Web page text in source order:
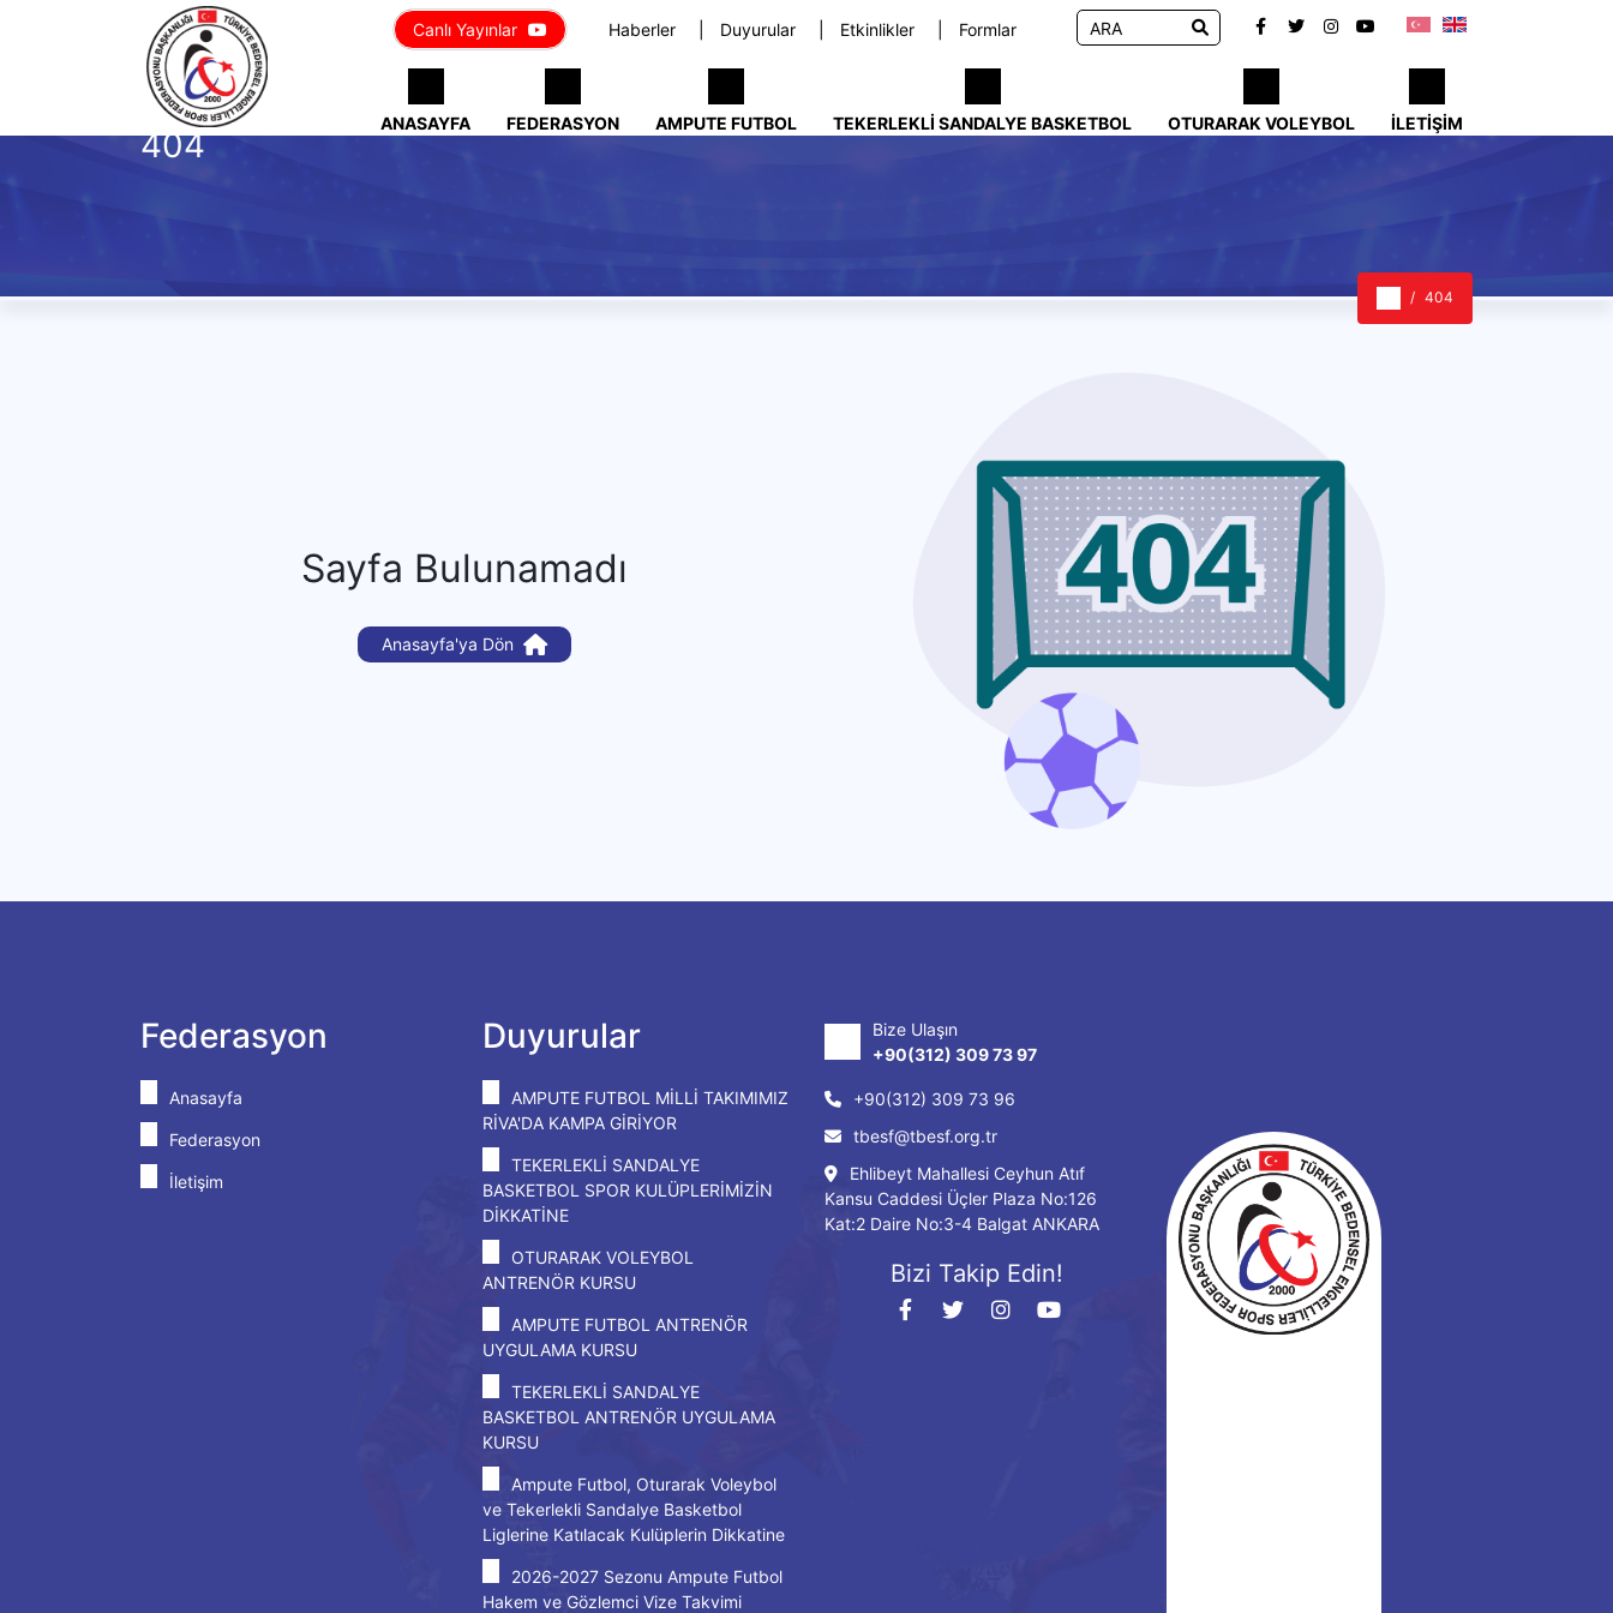
Haberler Duyurular Etkinlikler Formlar
Canlı Yayınlar
ANASAYFA FEDERASYON AMPUTE FUTBOL TEKERLEKLI SANDALYE BASKETBOL OTURARAK VOLEYBOL İLETIŞIM
404
404
Sayfa Bulunamadı
Anasayfa'ya Dön
Federasyon
Anasayfa
Federasyon
İletişim
Duyurular
AMPUTE FUTBOL MİLLİ TAKIMIMIZ
RİVA'DA KAMPA GİRİYOR
TEKERLEKLİ SANDALYE
BASKETBOL SPOR KULÜPLERİMİZİN
DİKKATİNE
OTURARAK VOLEYBOL
ANTRENÖR KURSU
AMPUTE FUTBOL ANTRENÖR
UYGULAMA KURSU
TEKERLEKLİ SANDALYE
BASKETBOL ANTRENÖR UYGULAMA
KURSU
Ampute Futbol, Oturarak Voleybol
ve Tekerlekli Sandalye Basketbol
Liglerine Katılacak Kulüplerin Dikkatine
2026-2027 Sezonu Ampute Futbol
Hakem ve Gözlemci Vize Takvimi
Bize Ulaşın
+90(312) 309 73 97
+90(312) 309 73 96
tbesf@tbesf.org.tr
Ehlibeyt Mahallesi Ceyhun Atıf
Kansu Caddesi Üçler Plaza No:126
Kat:2 Daire No:3-4 Balgat ANKARA
Bizi Takip Edin!